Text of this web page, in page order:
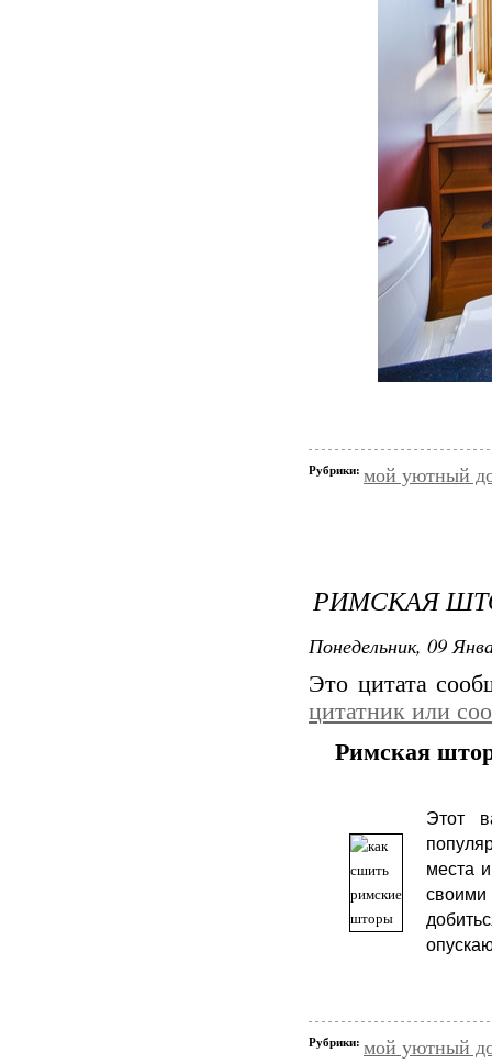
Рубрики: мой уютный
РИМСКАЯ
Понедельник, 09
Это цитата
цитатник или
Римская
Этот
места
своими
Рубрики: мой уютный